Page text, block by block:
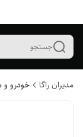
جستجو
مدیران راگا خودرو و